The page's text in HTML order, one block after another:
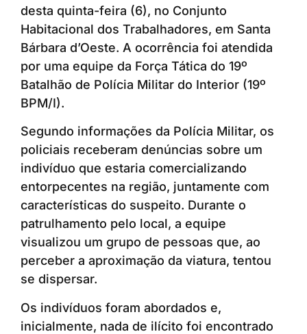
desta quinta-feira (6), no Conjunto
Habitacional dos Trabalhadores, em Santa
Bárbara d’Oeste. A ocorrência foi atendida
por uma equipe da Força Tática do 19º
Batalhão de Polícia Militar do Interior (19º
BPM/I).
Segundo informações da Polícia Militar, os
policiais receberam denúncias sobre um
indivíduo que estaria comercializando
entorpecentes na região, juntamente com
características do suspeito. Durante o
patrulhamento pelo local, a equipe
visualizou um grupo de pessoas que, ao
perceber a aproximação da viatura, tentou
se dispersar.
Os indivíduos foram abordados e,
inicialmente, nada de ilícito foi encontrado